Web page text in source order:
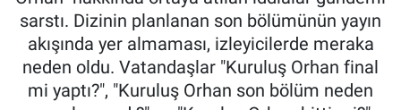
sarstı. Dizinin planlanan son bölümünün yayın
akışında yer almaması, izleyicilerde meraka
neden oldu. Vatandaşlar "Kuruluş Orhan final
mi yaptı?", "Kuruluş Orhan son bölüm neden
Son Dakika Haberleri
Haber Arşivi